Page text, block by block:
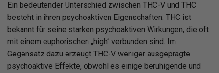
Ein bedeutender Unterschied zwischen THC-V und THC
besteht in ihren psychoaktiven Eigenschaften. THC ist
bekannt für seine starken psychoaktiven Wirkungen, die oft
mit einem euphorischen „high“ verbunden sind. Im
Gegensatz dazu erzeugt THC-V weniger ausgeprägte
psychoaktive Effekte, obwohl es einige beruhigende und